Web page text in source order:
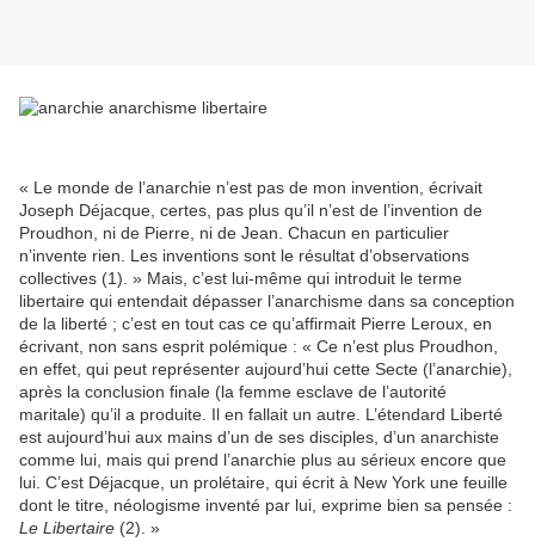
« Le monde de l’anarchie n’est pas de mon invention, écrivait
Joseph Déjacque, certes, pas plus qu’il n’est de l’invention de
Proudhon, ni de Pierre, ni de Jean. Chacun en particulier
n’invente rien. Les inventions sont le résultat d’observations
collectives (1). » Mais, c’est lui-même qui introduit le terme
libertaire qui entendait dépasser l’anarchisme dans sa conception
de la liberté ; c’est en tout cas ce qu’affirmait Pierre Leroux, en
écrivant, non sans esprit polémique : « Ce n’est plus Proudhon,
en effet, qui peut représenter aujourd’hui cette Secte (l’anarchie),
après la conclusion finale (la femme esclave de l’autorité
maritale) qu’il a produite. Il en fallait un autre. L’étendard Liberté
est aujourd’hui aux mains d’un de ses disciples, d’un anarchiste
comme lui, mais qui prend l’anarchie plus au sérieux encore que
lui. C’est Déjacque, un prolétaire, qui écrit à New York une feuille
dont le titre, néologisme inventé par lui, exprime bien sa pensée :
Le Libertaire (2). »